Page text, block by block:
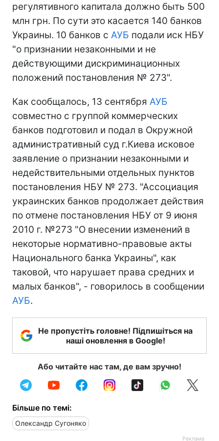
регулятивного капитала должно быть 500
млн грн. По сути это касается 140 банков
Украины. 10 банков с АУБ подали иск НБУ
"о признании незаконными и не
действующими дискриминационных
положений постановления № 273".
Как сообщалось, 13 сентября АУБ
совместно с группой коммерческих
банков подготовил и подал в Окружной
административный суд г.Киева исковое
заявление о признании незаконными и
недействительными отдельных пунктов
постановления НБУ № 273. "Ассоциация
украинских банков продолжает действия
по отмене постановления НБУ от 9 июня
2010 г. №273 "О внесении изменений в
некоторые нормативно-правовые акты
Национального банка Украины", как
таковой, что нарушает права средних и
малых банков", - говорилось в сообщении
АУБ.
Не пропустіть головне! Підпишіться на
наші оновлення в Google!
Або читайте нас там, де вам зручно!
Більше по темі:
Олександр Сугоняко